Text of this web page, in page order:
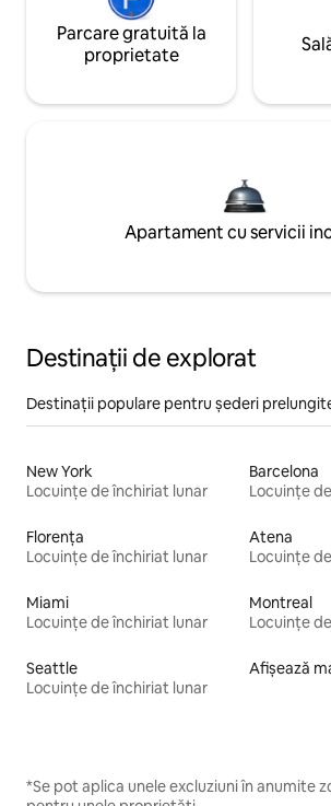
Parcare gratuită la
proprietate
Apartament cu servicii
Destinații de explorat
Destinații populare pentru șederi
New York
Locuințe de închiriat lunar
Barcelona
Locuințe
Florența
Locuințe de închiriat lunar
Atena
Locuințe
Miami
Locuințe de închiriat lunar
Montreal
Locuințe
Seattle
Locuințe de închiriat lunar
Afișează
*Se pot aplica unele excluziuni în anumite